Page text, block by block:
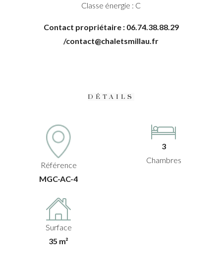
Classe énergie : C
Contact propriétaire : 06.74.38.88.29
/contact@chaletsmillau.fr
DÉTAILS
Référence
MGC-AC-4
3
Chambres
Surface
35 m²